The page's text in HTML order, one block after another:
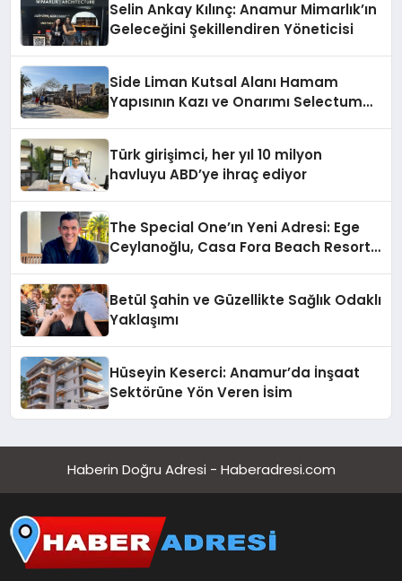
Selin Ankay Kılınç: Anamur Mimarlık’ın
Geleceğini Şekillendiren Yöneticisi
Side Liman Kutsal Alanı Hamam
Yapısının Kazı ve Onarımı Selectum
Türk girişimci, her yıl 10 milyon
havluyu ABD’ye ihraç ediyor
The Special One’ın Yeni Adresi: Ege
Ceylanoğlu, Casa Fora Beach Resort
Betül Şahin ve Güzellikte Sağlık Odaklı
Yaklaşımı
Hüseyin Keserci: Anamur’da İnşaat
Sektörüne Yön Veren İsim
Haberin Doğru Adresi - Haberadresi.com